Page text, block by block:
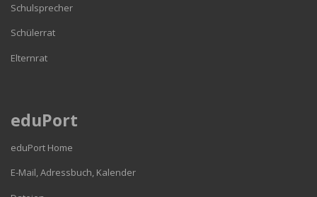
Schulsprecher
Schülerrat
Elternrat
eduPort
eduPort Home
E-Mail, Adressbuch, Kalender